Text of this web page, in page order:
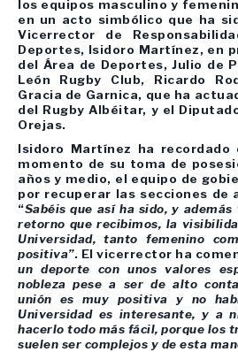
los equipos masculino y
en un acto simbólico que ha
Vicerrector de
Deportes, Isidoro Martínez, en
del Área de Deportes, Julio de
León Rugby Club, Ricardo
Gracia de Garnica, que ha
del Rugby Albéitar, y el
Orejas.
Isidoro Martínez ha recordado
momento de su toma de
años y medio, el equipo de
por recuperar las secciones de
“Sabéis que así ha sido, y
retorno que recibimos, la
Universidad, tanto femenino
positiva”. El vicerrector ha
un deporte con unos valores
nobleza pese a ser de alto
unión es muy positiva y no
Universidad es interesante, y a
hacerlo todo más fácil, porque los
suelen ser complejos y de esta